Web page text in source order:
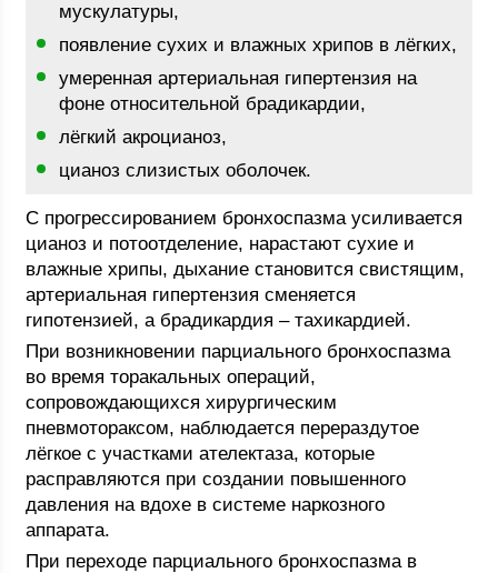
мускулатуры,
появление сухих и влажных хрипов в лёгких,
умеренная артериальная гипертензия на
фоне относительной брадикардии,
лёгкий акроцианоз,
цианоз слизистых оболочек.
С прогрессированием бронхоспазма усиливается
цианоз и потоотделение, нарастают сухие и
влажные хрипы, дыхание становится свистящим,
артериальная гипертензия сменяется
гипотензией, а брадикардия – тахикардией.
При возникновении парциального бронхоспазма
во время торакальных операций,
сопровождающихся хирургическим
пневмотораксом, наблюдается перераздутое
лёгкое с участками ателектаза, которые
расправляются при создании повышенного
давления на вдохе в системе наркозного
аппарата.
При переходе парциального бронхоспазма в